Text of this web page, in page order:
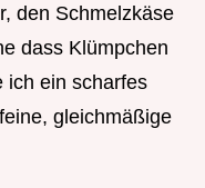
den Schmelzkäse
dass Klümpchen
ich ein scharfes
gleichmäßige